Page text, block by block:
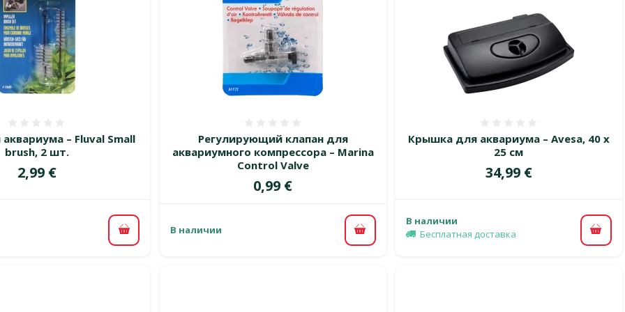
– Fluval Small
brush, 2 шт.
Цена
2,99 €
В корзину
Регулирующий клапан для
аквариумного компрессора – Marina
Control Valve
Цена
0,99 €
В наличии В корзину
Крышка для аквариума – Avesa, 40 x
25 см
Цена
34,99 €
В наличии
Бесплатная доставка
В